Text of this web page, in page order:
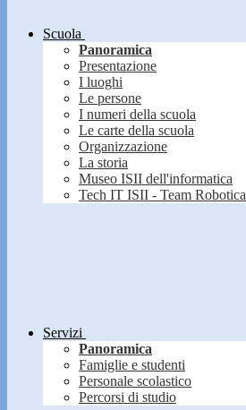
Scuola
Panoramica
Presentazione
I luoghi
Le persone
I numeri della scuola
Le carte della scuola
Organizzazione
La storia
Museo ISII dell'informatica
Tech IT ISII - Team Robotica
Servizi
Panoramica
Famiglie e studenti
Personale scolastico
Percorsi di studio